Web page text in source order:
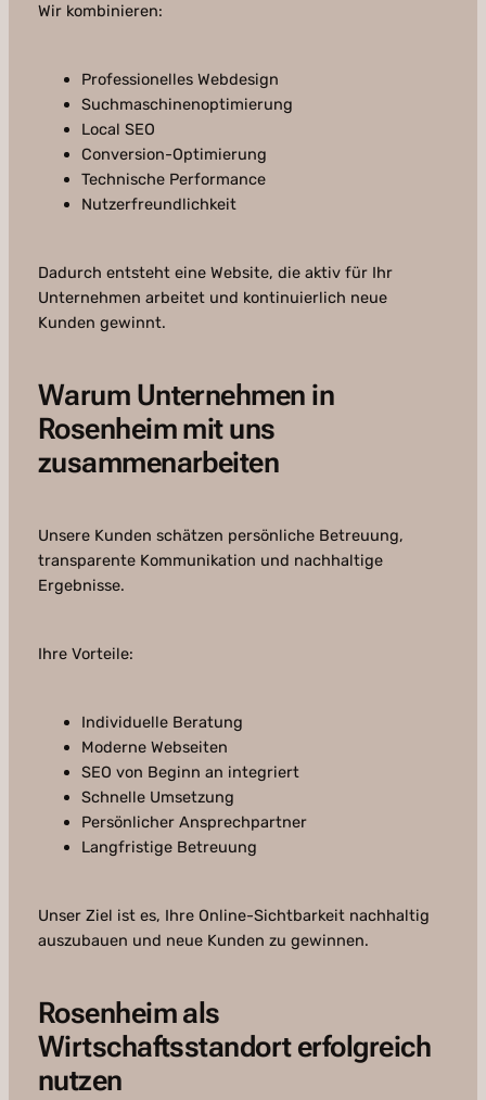
Wir kombinieren:
Professionelles Webdesign
Suchmaschinenoptimierung
Local SEO
Conversion-Optimierung
Technische Performance
Nutzerfreundlichkeit
Dadurch entsteht eine Website, die aktiv für Ihr
Unternehmen arbeitet und kontinuierlich neue
Kunden gewinnt.
Warum Unternehmen in
Rosenheim mit uns
zusammenarbeiten
Unsere Kunden schätzen persönliche Betreuung,
transparente Kommunikation und nachhaltige
Ergebnisse.
Ihre Vorteile:
Individuelle Beratung
Moderne Webseiten
SEO von Beginn an integriert
Schnelle Umsetzung
Persönlicher Ansprechpartner
Langfristige Betreuung
Unser Ziel ist es, Ihre Online-Sichtbarkeit nachhaltig
auszubauen und neue Kunden zu gewinnen.
Rosenheim als
Wirtschaftsstandort erfolgreich
nutzen